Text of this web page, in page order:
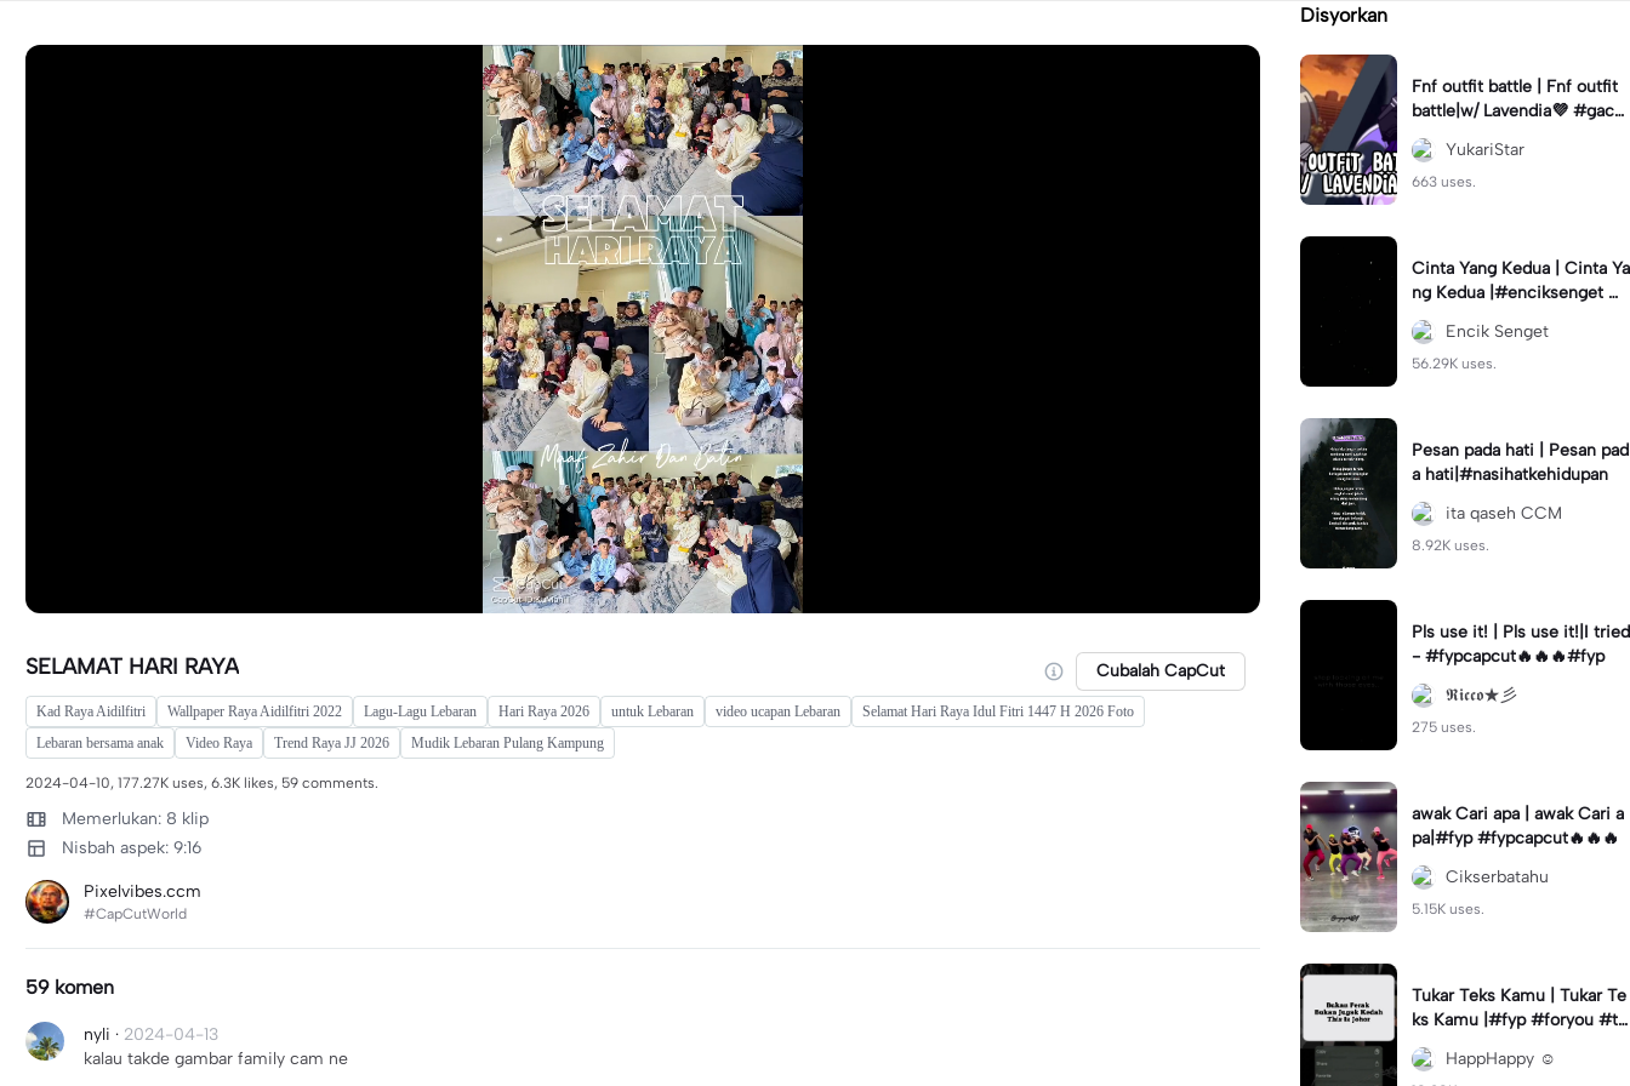
SELAMAT HARI RAYA Cubalah CapCut
Kad Raya Aidilfitri Wallpaper Raya Aidilfitri 2022 Lagu-Lagu Lebaran Hari Raya 2026 untuk Lebaran video ucapan Lebaran
Selamat Hari Raya Idul Fitri 1447 H 2026 Foto
Lebaran bersama anak
Video Raya Trend Raya JJ 2026 Mudik Lebaran Pulang Kampung
2024-04-10, 177.27K uses, 6.3K likes, 59 comments.
Memerlukan: 8 klip
Nisbah aspek: 9:16
Pixelvibes.ccm
#CapCutWorld
59 komen
nyli · 2024-04-13
kalau takde gambar family cam ne
Disyorkan
Fnf outfit battle | Fnf outfit
battle|w/ Lavendia💜 #gach
aclub#fnf #outifbattle
YukariStar
663 uses.
Cinta Yang Kedua | Cinta Ya
ng Kedua |#enciksenget #f
ypcapcut🔥🔥🔥 #aimanms
#trend #fyp
Encik Senget
56.29K uses.
Pesan pada hati | Pesan pad
a hati|#nasihatkehidupan
ita qaseh CCM
8.92K uses.
Pls use it! | Pls use it!|I tried
- #fypcapcut🔥🔥🔥#fyp
𝕽𝖎𝖈𝖈𝖔★彡
275 uses.
awak Cari apa | awak Cari a
pa|#fyp #fypcapcut🔥🔥🔥
Cikserbatahu
5.15K uses.
Tukar Teks Kamu | Tukar Te
ks Kamu |#fyp #foryou #tr
HappHappy ☺️